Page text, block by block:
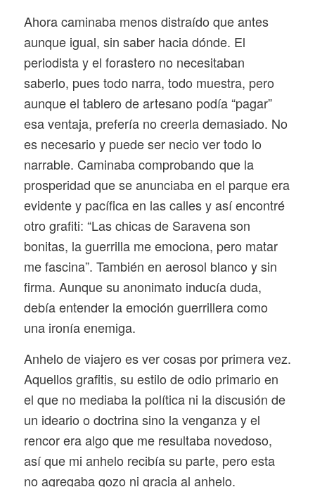
Ahora caminaba menos distraído que antes
aunque igual, sin saber hacia dónde. El
periodista y el forastero no necesitaban
saberlo, pues todo narra, todo muestra, pero
aunque el tablero de artesano podía “pagar”
esa ventaja, prefería no creerla demasiado. No
es necesario y puede ser necio ver todo lo
narrable. Caminaba comprobando que la
prosperidad que se anunciaba en el parque era
evidente y pacífica en las calles y así encontré
otro grafiti: “Las chicas de Saravena son
bonitas, la guerrilla me emociona, pero matar
me fascina”. También en aerosol blanco y sin
firma. Aunque su anonimato inducía duda,
debía entender la emoción guerrillera como
una ironía enemiga.
Anhelo de viajero es ver cosas por primera vez.
Aquellos grafitis, su estilo de odio primario en
el que no mediaba la política ni la discusión de
un ideario o doctrina sino la venganza y el
rencor era algo que me resultaba novedoso,
así que mi anhelo recibía su parte, pero esta
no agregaba gozo ni gracia al anhelo.